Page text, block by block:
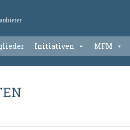
Initiativen MFM